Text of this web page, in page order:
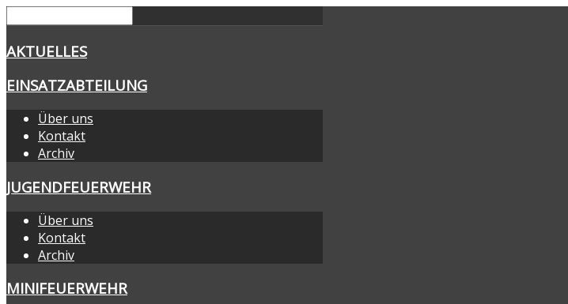
AKTUELLES
EINSATZABTEILUNG
Über uns
Kontakt
Archiv
JUGENDFEUERWEHR
Über uns
Kontakt
Archiv
MINIFEUERWEHR